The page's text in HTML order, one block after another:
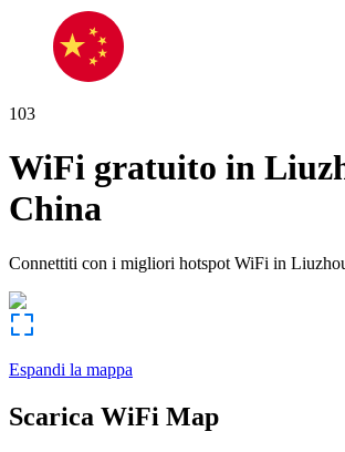
103
WiFi gratuito in
China
Connettiti con i migliori hotspot WiFi in
Espandi la mappa
Scarica WiFi Map